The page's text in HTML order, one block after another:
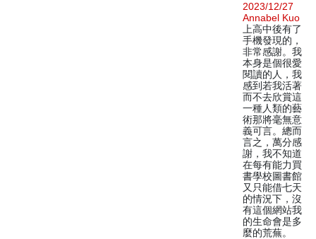
2023/12/27
Annabel Kuo
上高中後有了
手機發現的，
非常感謝。我
本身是個很愛
閱讀的人，我
感到若我活著
而不去欣賞這
一種人類的藝
術那將毫無意
義可言。總而
言之，萬分感
謝，我不知道
在每有能力買
書學校圖書館
又只能借七天
的情況下，沒
有這個網站我
的生命會是多
麼的荒蕪。